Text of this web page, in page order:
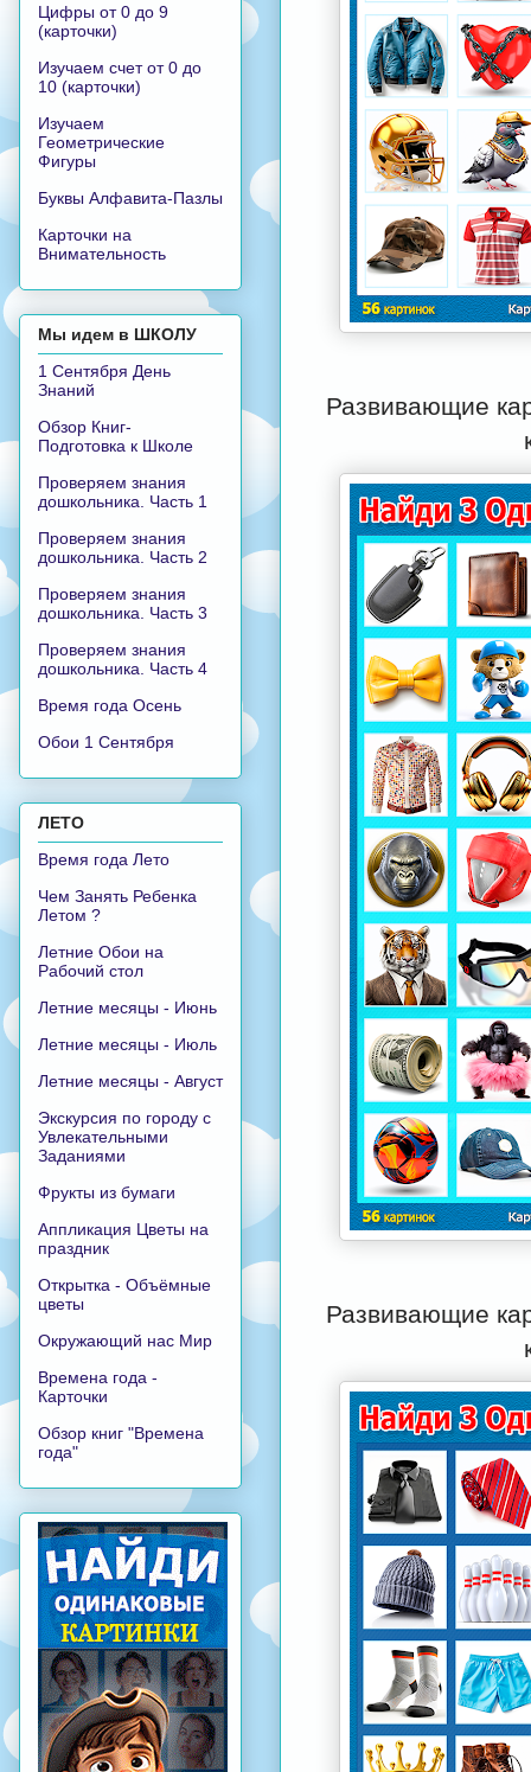
Развивающие
Развивающие
Цифры от 0 до 9
(карточки)
Изучаем счет от 0 до
10 (карточки)
Изучаем
Геометрические
Фигуры
Буквы Алфавита-Пазлы
Карточки на
Внимательность
Мы идем в ШКОЛУ
1 Сентября День
Знаний
Обзор Книг-
Подготовка к Школе
Проверяем знания
дошкольника. Часть 1
Проверяем знания
дошкольника. Часть 2
Проверяем знания
дошкольника. Часть 3
Проверяем знания
дошкольника. Часть 4
Время года Осень
Обои 1 Сентября
ЛЕТО
Время года Лето
Чем Занять Ребенка
Летом ?
Летние Обои на
Рабочий стол
Летние месяцы - Июнь
Летние месяцы - Июль
Летние месяцы - Август
Экскурсия по городу с
Увлекательными
Заданиями
Фрукты из бумаги
Аппликация Цветы на
праздник
Открытка - Объёмные
цветы
Окружающий нас Мир
Времена года -
Карточки
Обзор книг "Времена
года"